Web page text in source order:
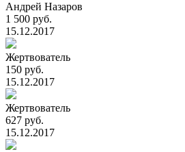
Андрей Назаров
1 500 руб.
15.12.2017
Жертвователь
150 руб.
15.12.2017
Жертвователь
627 руб.
15.12.2017